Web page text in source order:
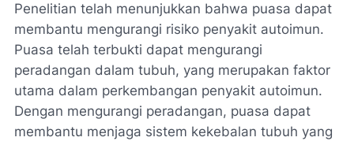
Penelitian telah menunjukkan bahwa puasa dapat
membantu mengurangi risiko penyakit autoimun.
Puasa telah terbukti dapat mengurangi
peradangan dalam tubuh, yang merupakan faktor
utama dalam perkembangan penyakit autoimun.
Dengan mengurangi peradangan, puasa dapat
membantu menjaga sistem kekebalan tubuh yang